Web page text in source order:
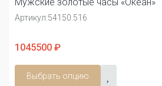
Артикул:54150.516
1045500 ₽
Выбрать опцию